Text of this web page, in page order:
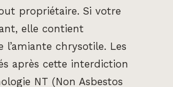
propriétaire. Si votre
elle contient
chrysotile. Les
après cette interdiction
NT (Non Asbestos